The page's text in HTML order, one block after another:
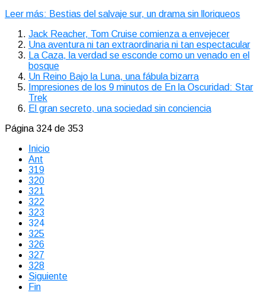
Leer más: Bestias del salvaje sur, un drama sin lloriqueos
Jack Reacher, Tom Cruise comienza a envejecer
Una aventura ni tan extraordinaria ni tan espectacular
La Caza, la verdad se esconde como un venado en el
bosque
Un Reino Bajo la Luna, una fábula bizarra
Impresiones de los 9 minutos de En la Oscuridad: Star
Trek
El gran secreto, una sociedad sin conciencia
Página 324 de 353
Inicio
Ant
319
320
321
322
323
324
325
326
327
328
Siguiente
Fin